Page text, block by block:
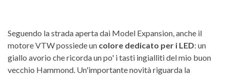
Seguendo la strada aperta dai Model Expansion, anche il
motore VTW possiede un colore dedicato per i LED: un
giallo avorio che ricorda un po' i tasti ingialliti del mio buon
vecchio Hammond. Un'importante novità riguarda la